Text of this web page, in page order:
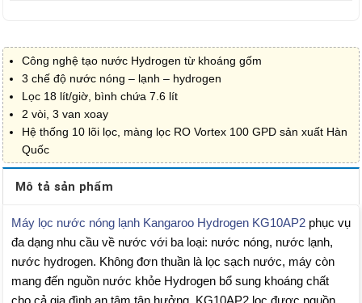
Công nghệ tạo nước Hydrogen từ khoáng gốm
3 chế độ nước nóng – lạnh – hydrogen
Lọc 18 lít/giờ, bình chứa 7.6 lít
2 vòi, 3 van xoay
Hệ thống 10 lõi lọc, màng lọc RO Vortex 100 GPD sản xuất Hàn
Quốc
Mô tả sản phẩm
Máy lọc nước nóng lạnh Kangaroo Hydrogen KG10AP2phục vụ
đa dạng nhu cầu về nước với ba loại: nước nóng, nước lạnh,
nước hydrogen. Không đơn thuần là lọc sạch nước, máy còn
mang đến nguồn nước khỏe Hydrogen bổ sung khoáng chất
cho cả gia đình an tâm tận hưởng. KG10AP2 lọc được nguồn